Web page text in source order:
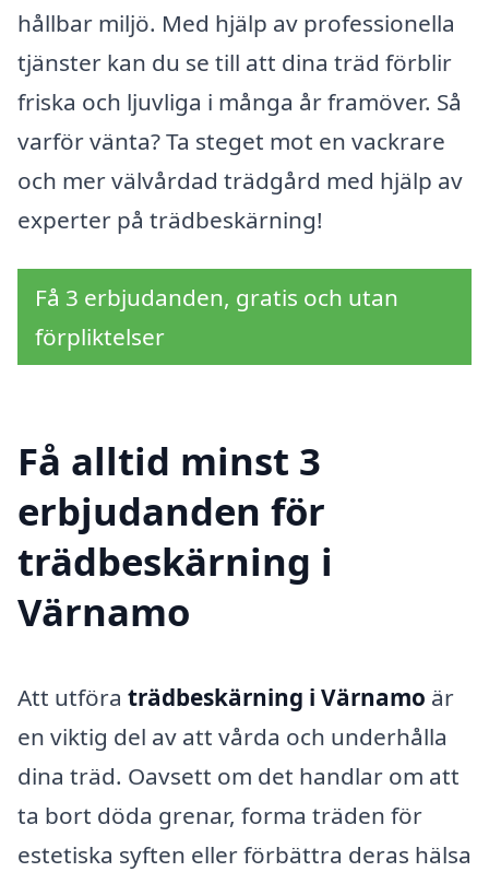
hållbar miljö. Med hjälp av professionella
tjänster kan du se till att dina träd förblir
friska och ljuvliga i många år framöver. Så
varför vänta? Ta steget mot en vackrare
och mer välvårdad trädgård med hjälp av
experter på trädbeskärning!
Få 3 erbjudanden, gratis och utan
förpliktelser
Få alltid minst 3
erbjudanden för
trädbeskärning i
Värnamo
Att utföra trädbeskärning i Värnamo är
en viktig del av att vårda och underhålla
dina träd. Oavsett om det handlar om att
ta bort döda grenar, forma träden för
estetiska syften eller förbättra deras hälsa